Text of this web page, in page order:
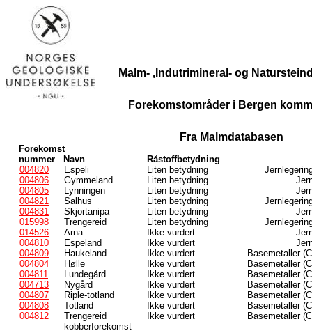
Malm- ,Indutrimineral- og
Forekomstområder i Bergen
Fra Malmdatabasen
Forekomst
nummer
Navn
Råstoffbetydning
004820
Espeli Liten betydning
004806
Gymmeland Liten betydning
004805
Lynningen Liten betydning
004821
Salhus Liten betydning
004831
Skjortanipa Liten betydning
015998
Trengereid Liten betydning
014526
Arna Ikke vurdert
004810
Espeland Ikke vurdert
004809
Haukeland Ikke vurdert
Basemetaller
004804
Hølle Ikke vurdert
Basemetaller
004811
Lundegård Ikke vurdert
Basemetaller
004713
Nygård Ikke vurdert
Basemetaller
004807
Riple-totland Ikke vurdert
Basemetaller
004808
Totland Ikke vurdert
Basemetaller
004812
Trengereid
kobberforekomst
Ikke vurdert Basemetaller